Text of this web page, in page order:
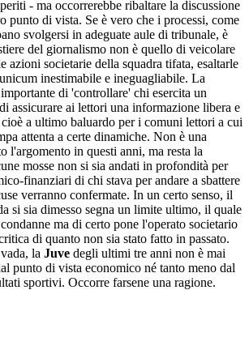
- ma occorrerebbe ribaltare la discussione
punto di vista. Se è vero che i processi, come
svolgersi in adeguate aule di tribunale, è
del giornalismo non è quello di veicolare
azioni societarie della squadra tifata, esaltarle
inestimabile e ineguagliabile. La
di 'controllare' chi esercita un
assicurare ai lettori una informazione libera e
a ultimo baluardo per i comuni lettori a cui
attenta a certe dinamiche. Non è una
l'argomento in questi anni, ma resta la
mosse non si sia andati in profondità per
finanziari di chi stava per andare a sbattere
verranno confermate. In un certo senso, il
si sia dimesso segna un limite ultimo, il quale
ma di certo pone l'operato societario
di quanto non sia stato fatto in passato.
la Juve degli ultimi tre anni non è mai
punto di vista economico né tanto meno dal
sportivi. Occorre farsene una ragione.